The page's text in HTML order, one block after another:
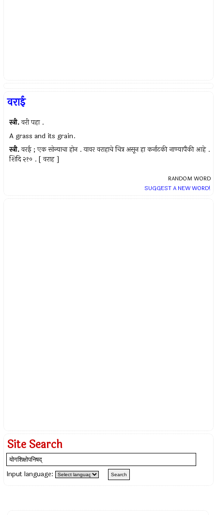
वराई
स्त्री. वरी पहा .
A grass and its grain.
स्त्री. वरई ; एक सोन्याचा होन . यावर वराहाचे चित्र असून हा कर्नाटकी नाण्यापैकी आहे .
शिदि २१० . [ वराह ]
RANDOM WORD
SUGGEST A NEW WORD!
Site Search
Input language: